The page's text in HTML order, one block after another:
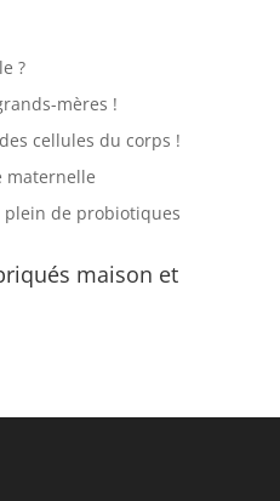
?
mères !
cellules du corps !
maternelle
de probiotiques
maison et